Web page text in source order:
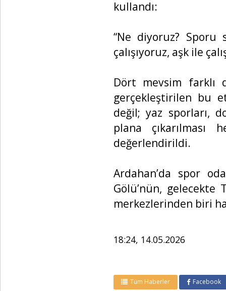
kullandı:
“Ne diyoruz? Sporu
çalışıyoruz, aşk ile
Dört mevsim farklı
gerçekleştirilen bu
değil; yaz sporları,
plana
değerlendirildi.
Ardahan’da spor
Gölü’nün,
merkezlerinden biri
18:24, 14.05.2026
Tüm Haberler Facebook